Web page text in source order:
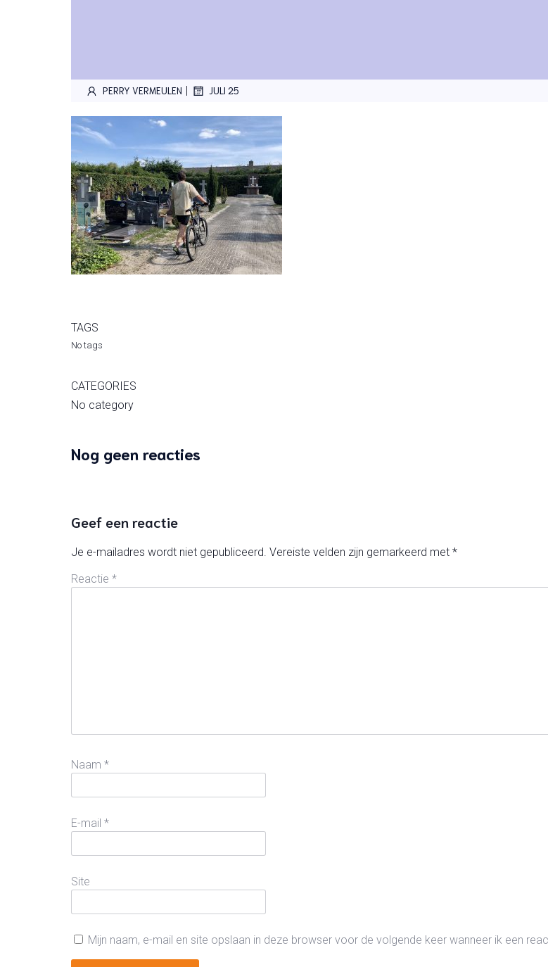
PERRY VERMEULEN | JULI 25
TAGS
No tags
CATEGORIES
No category
Nog geen reacties
Geef een reactie
Je e-mailadres wordt niet gepubliceerd. Vereiste velden zijn gemarkeerd met *
Reactie *
Naam *
E-mail *
Site
Mijn naam, e-mail en site opslaan in deze browser voor de volgende keer wanneer ik een